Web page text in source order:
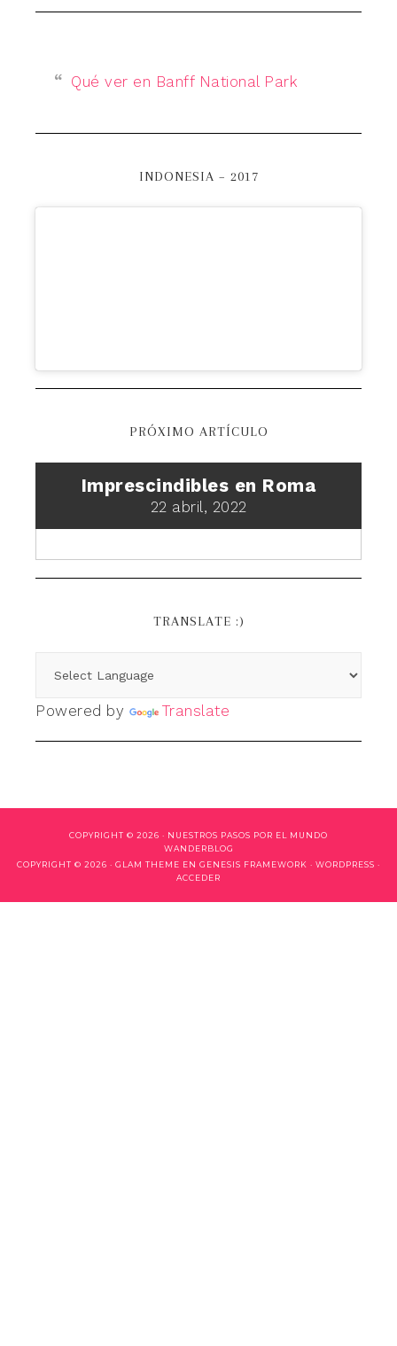
Qué ver en Banff National Park
INDONESIA – 2017
PRÓXIMO ARTÍCULO
Imprescindibles en Roma
22 abril, 2022
TRANSLATE :)
Powered by Translate
COPYRIGHT © 2026 · NUESTROS PASOS POR EL MUNDO
WANDERBLOG
COPYRIGHT © 2026 · GLAM THEME EN GENESIS FRAMEWORK · WORDPRESS ·
ACCEDER